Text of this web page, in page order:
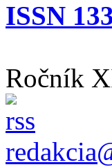
ISSN
Ročník